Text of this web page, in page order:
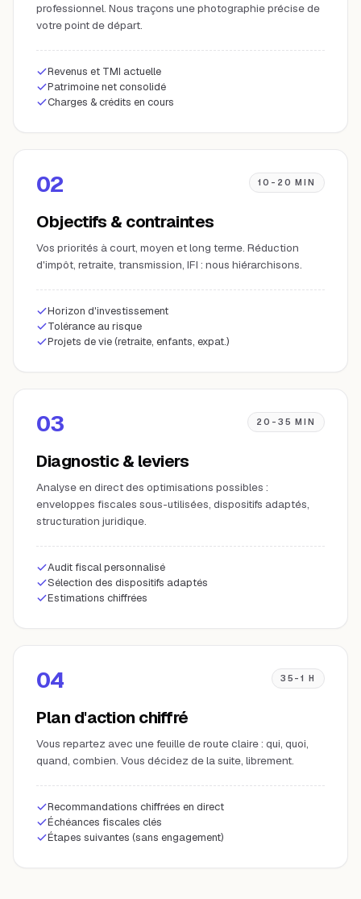
professionnel. Nous traçons une photographie précise de
votre point de départ.
Revenus et TMI actuelle
Patrimoine net consolidé
Charges & crédits en cours
02 10-20 MIN
Objectifs & contraintes
Vos priorités à court, moyen et long terme. Réduction
d'impôt, retraite, transmission, IFI : nous hiérarchisons.
Horizon d'investissement
Tolérance au risque
Projets de vie (retraite, enfants, expat.)
03 20-35 MIN
Diagnostic & leviers
Analyse en direct des optimisations possibles :
enveloppes fiscales sous-utilisées, dispositifs adaptés,
structuration juridique.
Audit fiscal personnalisé
Sélection des dispositifs adaptés
Estimations chiffrées
04 35-1 H
Plan d'action chiffré
Vous repartez avec une feuille de route claire : qui, quoi,
quand, combien. Vous décidez de la suite, librement.
Recommandations chiffrées en direct
Échéances fiscales clés
Étapes suivantes (sans engagement)